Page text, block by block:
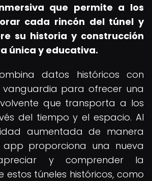
que permite a los
cada rincón del túnel y
su historia y construcción
única y educativa.
datos históricos con
para ofrecer una
que transporta a los
del tiempo y el espacio. Al
aumentada de manera
proporciona una nueva
y comprender la
túneles históricos, como